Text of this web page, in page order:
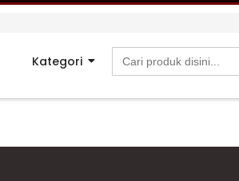
Kategori
Search
for: